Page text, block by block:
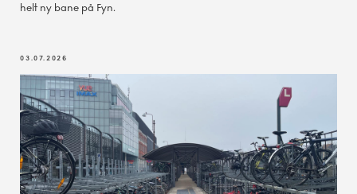
helt ny bane på Fyn.
03.07.2026